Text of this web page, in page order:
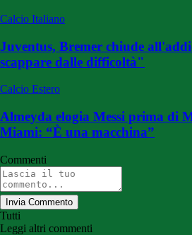
Calcio Italiano
Juventus, Bremer chiude
scappare dalle difficoltà"
Calcio Estero
Almeyda elogia Messi prima di
Miami: “È una macchina”
Commenti
Invia Commento
Tutti
Leggi altri commenti